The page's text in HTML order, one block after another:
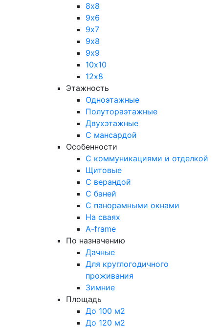
8х8
9х6
9х7
9х8
9х9
10х10
12х8
Этажность
Одноэтажные
Полутораэтажные
Двухэтажные
С мансардой
Особенности
С коммуникациями и отделкой
Щитовые
С верандой
С баней
С панорамными окнами
На сваях
A-frame
По назначению
Дачные
Для круглогодичного
проживания
Зимние
Площадь
До 100 м2
До 120 м2